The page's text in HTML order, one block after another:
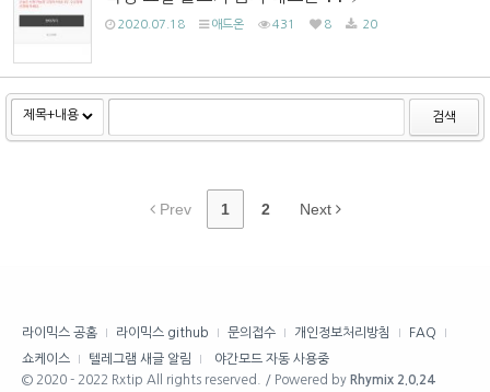
2020.07.18 애드온 431 8 20
검색
Prev 1 2 Next
라이믹스 공홈 라이믹스 github 문의접수 개인정보처리방침
FAQ
쇼케이스
텔레그램 새글 알림
야간모드 자동 사용중
© 2020 - 2022 Rxtip All rights reserved. / Powered by Rhymix 2.0.24